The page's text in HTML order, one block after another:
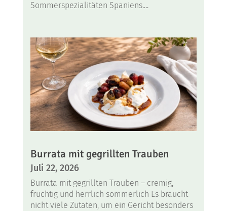
Sommerspezialitäten Spaniens....
Burrata mit gegrillten Trauben
Juli 22, 2026
Burrata mit gegrillten Trauben – cremig,
fruchtig und herrlich sommerlich Es braucht
nicht viele Zutaten, um ein Gericht besonders